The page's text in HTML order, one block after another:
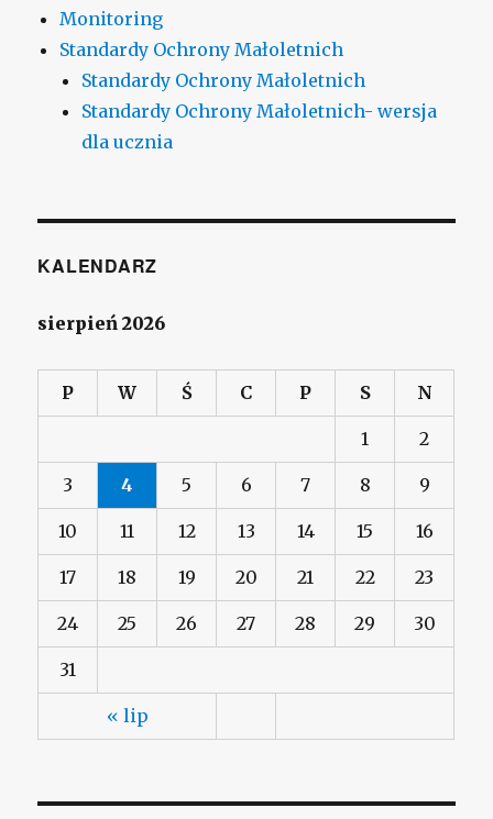
Monitoring
Standardy Ochrony Małoletnich
Standardy Ochrony Małoletnich
Standardy Ochrony Małoletnich- wersja
dla ucznia
KALENDARZ
sierpień 2026
P W Ś C P S N
« lip
1 2
3 4 5 6 7 8 9
10 11 12 13 14 15 16
17 18 19 20 21 22 23
24 25 26 27 28 29 30
31